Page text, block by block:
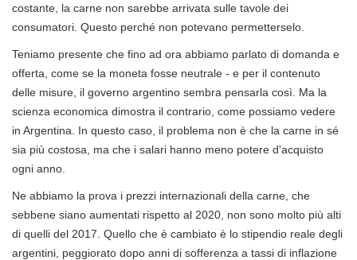
costante, la carne non sarebbe arrivata sulle tavole dei
consumatori. Questo perché non potevano permetterselo.
Teniamo presente che fino ad ora abbiamo parlato di domanda e
offerta, come se la moneta fosse neutrale - e per il contenuto
delle misure, il governo argentino sembra pensarla così. Ma la
scienza economica dimostra il contrario, come possiamo vedere
in Argentina. In questo caso, il problema non è che la carne in sé
sia ​​più costosa, ma che i salari hanno meno potere d'acquisto
ogni anno.
Ne abbiamo la prova i prezzi internazionali della carne, che
sebbene siano aumentati rispetto al 2020, non sono molto più alti
di quelli del 2017. Quello che è cambiato è lo stipendio reale degli
argentini, peggiorato dopo anni di sofferenza a tassi di inflazione